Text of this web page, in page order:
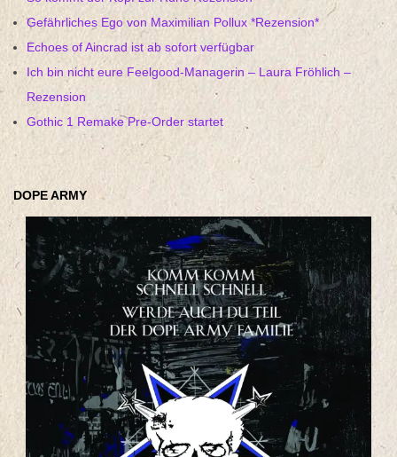
Gefährliches Ego von Maximilian Pollux *Rezension*
Echoes of Aincrad ist ab sofort verfügbar
Ich bin nicht eure Feelgood-Managerin – Laura Fröhlich –
Rezension
Gothic 1 Remake Pre-Order startet
DOPE ARMY